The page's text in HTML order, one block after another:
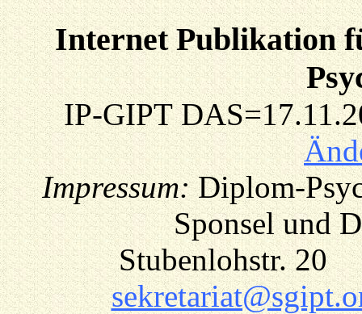
Internet Publikation
IP-GIPT
Impressum:Diplom-
Sponsel und
Stubenlohstr. 20